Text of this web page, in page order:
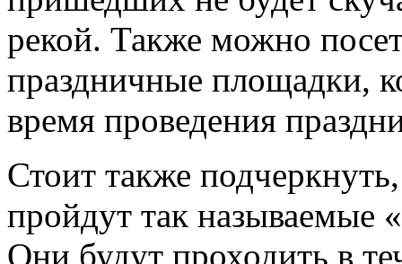
рекой. Также можно
праздничные площадки,
время проведения
Стоит также
пройдут так называемые
Они будут проходить в